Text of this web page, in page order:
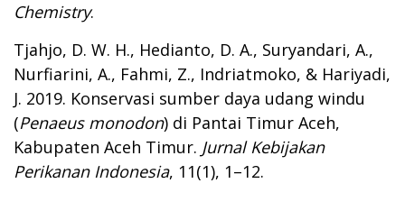
Chemistry.
Tjahjo, D. W. H., Hedianto, D. A., Suryandari, A.,
Nurfiarini, A., Fahmi, Z., Indriatmoko, & Hariyadi,
J. 2019. Konservasi sumber daya udang windu
(Penaeus monodon) di Pantai Timur Aceh,
Kabupaten Aceh Timur. Jurnal Kebijakan
Perikanan Indonesia, 11(1), 1–12.